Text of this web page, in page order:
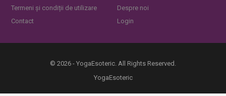
Termeni și condiții de utilizare
Contact
Despre noi
Login
© 2026 - YogaEsoteric. All Rights Reserved.
YogaEsoteric